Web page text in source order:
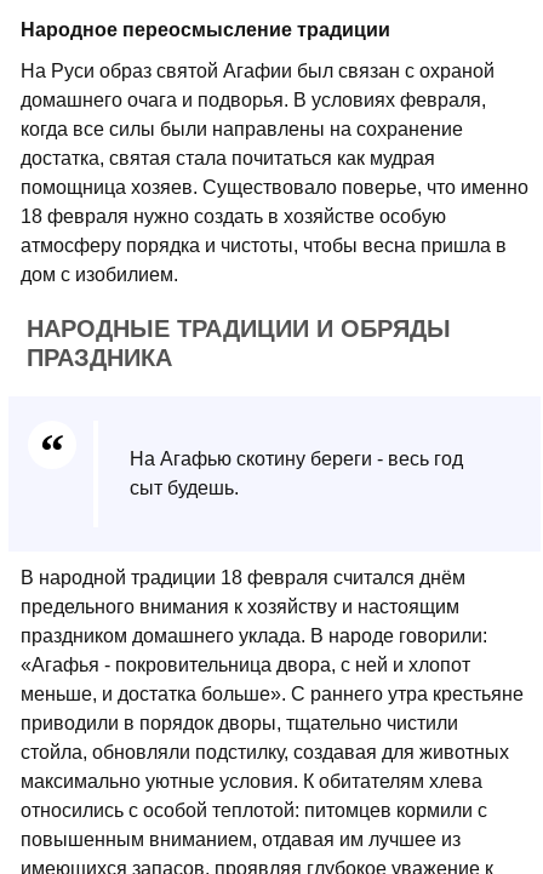
Народное переосмысление традиции
На Руси образ святой Агафии был связан с охраной
домашнего очага и подворья. В условиях февраля,
когда все силы были направлены на сохранение
достатка, святая стала почитаться как мудрая
помощница хозяев. Существовало поверье, что именно
18 февраля нужно создать в хозяйстве особую
атмосферу порядка и чистоты, чтобы весна пришла в
дом с изобилием.
НАРОДНЫЕ ТРАДИЦИИ И ОБРЯДЫ
ПРАЗДНИКА
На Агафью скотину береги - весь год
сыт будешь.
В народной традиции 18 февраля считался днём
предельного внимания к хозяйству и настоящим
праздником домашнего уклада. В народе говорили:
«Агафья - покровительница двора, с ней и хлопот
меньше, и достатка больше». С раннего утра крестьяне
приводили в порядок дворы, тщательно чистили
стойла, обновляли подстилку, создавая для животных
максимально уютные условия. К обитателям хлева
относились с особой теплотой: питомцев кормили с
повышенным вниманием, отдавая им лучшее из
имеющихся запасов, проявляя глубокое уважение к